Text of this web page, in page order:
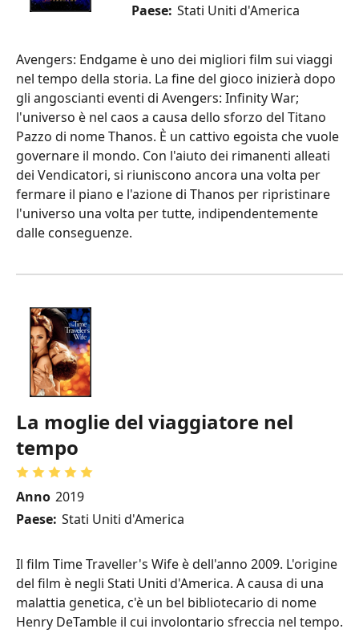
Paese: Stati Uniti d'America
Avengers: Endgame è uno dei migliori film sui viaggi
nel tempo della storia. La fine del gioco inizierà dopo
gli angoscianti eventi di Avengers: Infinity War;
l'universo è nel caos a causa dello sforzo del Titano
Pazzo di nome Thanos. È un cattivo egoista che vuole
governare il mondo. Con l'aiuto dei rimanenti alleati
dei Vendicatori, si riuniscono ancora una volta per
fermare il piano e l'azione di Thanos per ripristinare
l'universo una volta per tutte, indipendentemente
dalle conseguenze.
La moglie del viaggiatore nel
tempo
Anno 2019
Paese: Stati Uniti d'America
Il film Time Traveller's Wife è dell'anno 2009. L'origine
del film è negli Stati Uniti d'America. A causa di una
malattia genetica, c'è un bel bibliotecario di nome
Henry DeTamble il cui involontario sfreccia nel tempo.